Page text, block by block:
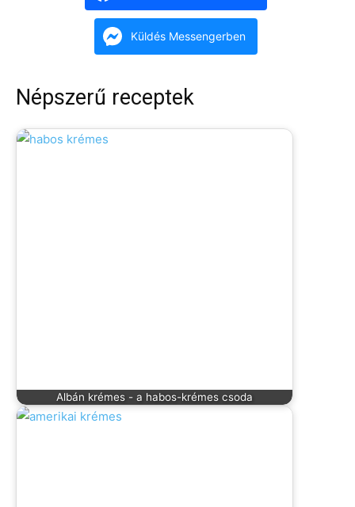
Küldés Messengerben
Népszerű receptek
Albán krémes - a habos-krémes csoda